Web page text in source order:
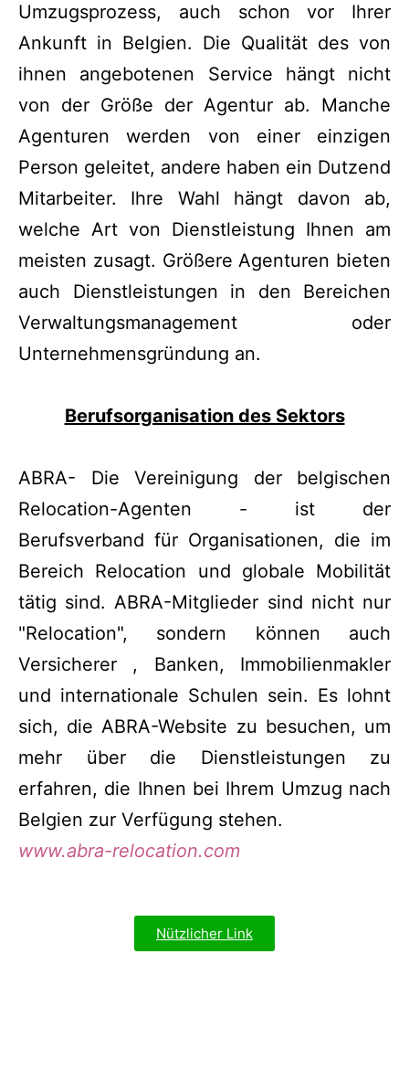
Umzugsprozess, auch schon vor Ihrer
Ankunft in Belgien. Die Qualität des von
ihnen angebotenen Service hängt nicht
von der Größe der Agentur ab. Manche
Agenturen werden von einer einzigen
Person geleitet, andere haben ein Dutzend
Mitarbeiter. Ihre Wahl hängt davon ab,
welche Art von Dienstleistung Ihnen am
meisten zusagt. Größere Agenturen bieten
auch Dienstleistungen in den Bereichen
Verwaltungsmanagement oder
Unternehmensgründung an.
Berufsorganisation des Sektors
ABRA- Die Vereinigung der belgischen
Relocation-Agenten - ist der
Berufsverband für Organisationen, die im
Bereich Relocation und globale Mobilität
tätig sind. ABRA-Mitglieder sind nicht nur
"Relocation", sondern können auch
Versicherer , Banken, Immobilienmakler
und internationale Schulen sein. Es lohnt
sich, die ABRA-Website zu besuchen, um
mehr über die Dienstleistungen zu
erfahren, die Ihnen bei Ihrem Umzug nach
Belgien zur Verfügung stehen.
www.abra-relocation.com
Nützlicher Link